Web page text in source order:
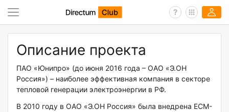
Описание проекта
ПАО «Юнипро» (до июня 2016 года – ОАО «Э.ОН
Россия») – наиболее эффективная компания в секторе
тепловой генерации электроэнергии в РФ.
В 2010 году в ОАО «Э.ОН Россия» была внедрена ECM-